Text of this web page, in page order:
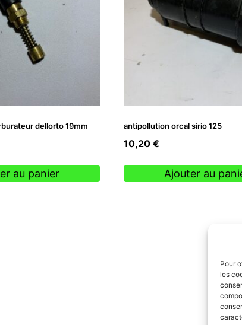
Pour
les
dellorto 19mm
au panier
antipollution orcal sirio 125
10,20 €
Ajouter au